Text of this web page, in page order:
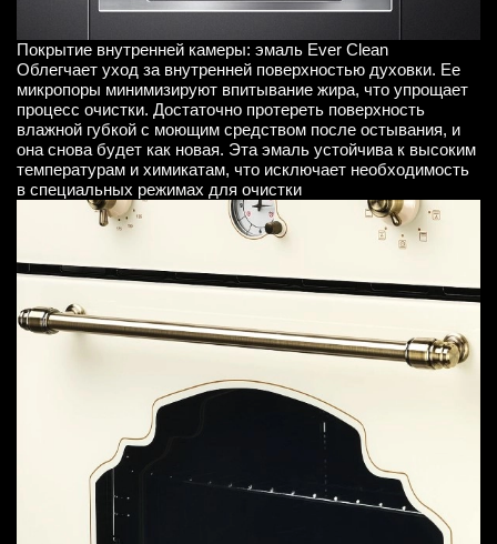
Покрытие внутренней камеры: эмаль Ever Clean
Облегчает уход за внутренней поверхностью духовки. Ее
микропоры минимизируют впитывание жира, что упрощает
процесс очистки. Достаточно протереть поверхность
влажной губкой с моющим средством после остывания, и
она снова будет как новая. Эта эмаль устойчива к высоким
температурам и химикатам, что исключает необходимость
в специальных режимах для очистки